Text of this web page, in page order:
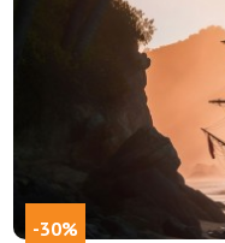
-30%